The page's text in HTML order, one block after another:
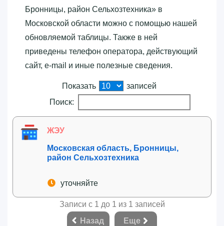
Бронницы, район Сельхозтехника»‎ в
Московской области можно с помощью нашей
обновляемой таблицы. Также в ней
приведены телефон оператора, действующий
сайт, e-mail и иные полезные сведения.
Показать
записей
Поиск:
ЖЭУ
Московская область, Бронницы,
район Сельхозтехника
уточняйте
Записи с 1 до 1 из 1 записей
Назад
Еще